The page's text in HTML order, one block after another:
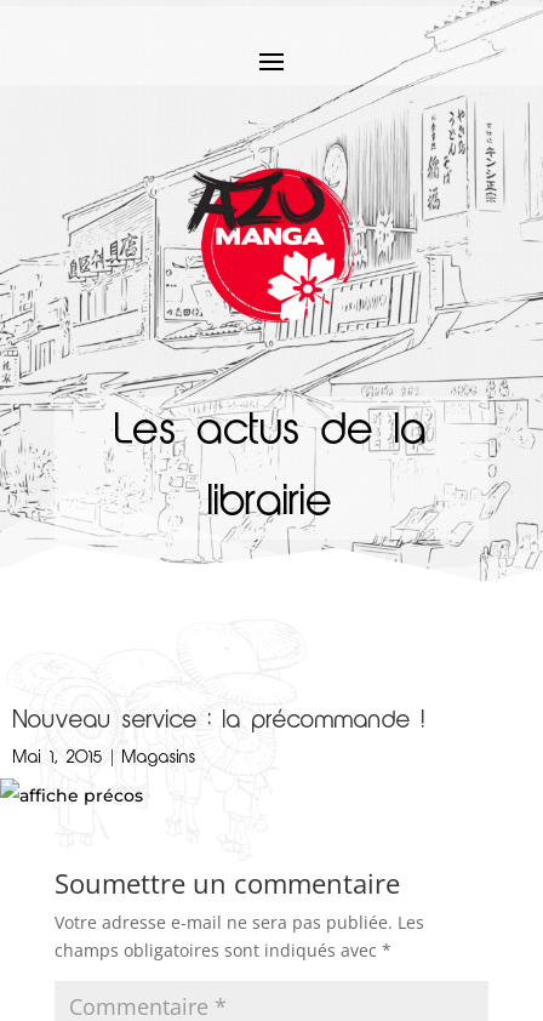
Les actus de la
librairie
Nouveau service : la précommande !
Mai 1, 2015 Magasins
Soumettre un commentaire
Votre adresse e-mail ne sera pas publiée. Les
champs obligatoires sont indiqués avec *